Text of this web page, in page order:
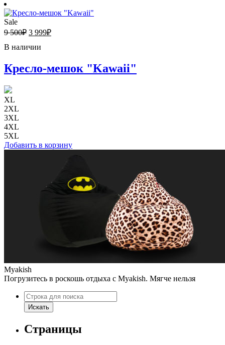
Sale
9 500₽ 3 999₽
В наличии
Кресло-мешок "Kawaii"
XL
2XL
3XL
4XL
5XL
Добавить в корзину
Myakish
Погрузитесь в роскошь отдыха с Myakish. Мягче нельзя
Поиск
Искать
Страницы